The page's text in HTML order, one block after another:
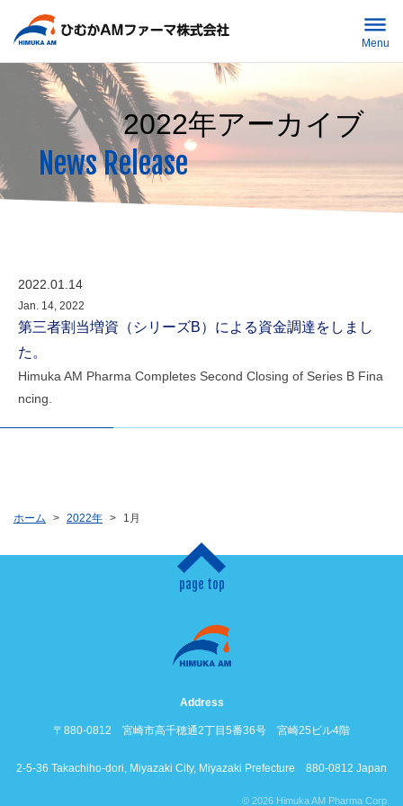
Menu
Home
About Us
ミッション Missiion
沿革 History
R&D
ニュースリリース
2022年アーカイブ
News Release
2022.01.14
Jan. 14, 2022
第三者割当増資（シリーズB）による資金調達をしまし
た。
Himuka AM Pharma Completes Second Closing of Series B Fina
ncing.
ホーム 2022年 1月
page top
Address
〒880-0812 宮崎市高千穂通2丁目5番36号 宮崎25ビル4階
2-5-36 Takachiho-dori, Miyazaki City, Miyazaki Prefecture 880-0812 Japan
© 2026 Himuka AM Pharma Corp.